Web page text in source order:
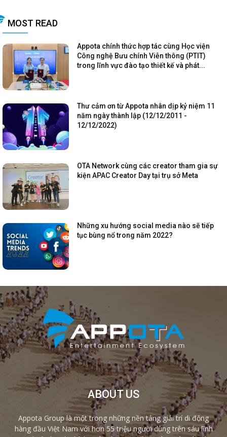
MOST READ
Appota chính thức hợp tác cùng Học viện
Công nghệ Bưu chính Viễn thông (PTIT)
trong lĩnh vực đào tạo thiết kế và phát...
Thư cảm ơn từ Appota nhân dịp kỷ niệm 11
năm ngày thành lập (12/12/2011 -
12/12/2022)
OTA Network cùng các creator tham gia sự
kiện APAC Creator Day tại trụ sở Meta
Những xu hướng social media nào sẽ tiếp
tục bùng nổ trong năm 2022?
ABOUT US
Appota Group là một trong những nền tảng giải trí di động
hàng đầu Việt Nam với hơn 55 triệu người dùng trên sáu lĩnh